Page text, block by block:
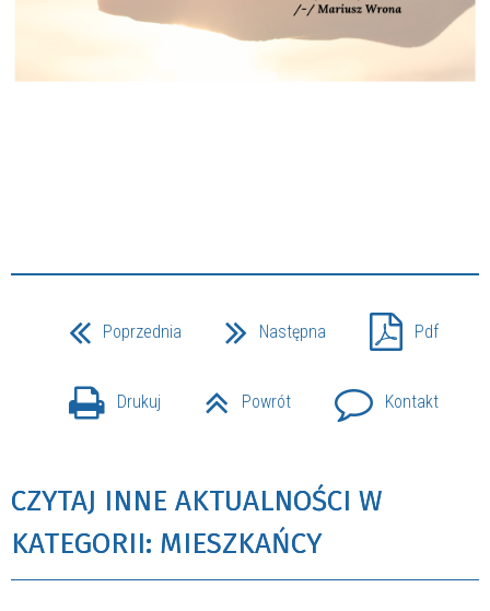
Poprzednia Następna Pdf
Drukuj Powrót Kontakt
CZYTAJ INNE AKTUALNOŚCI W
KATEGORII: MIESZKAŃCY